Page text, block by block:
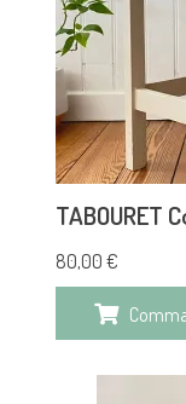
TABOURET
80,00 €